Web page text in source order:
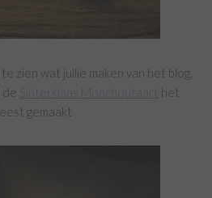
zien wat jullie maken van het blog,
de
het
gemaakt